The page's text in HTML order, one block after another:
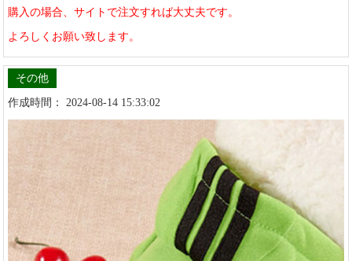
購入の場合、サイトで注文すれば大丈夫です。
よろしくお願い致します。
その他
作成時間： 2024-08-14 15:33:02